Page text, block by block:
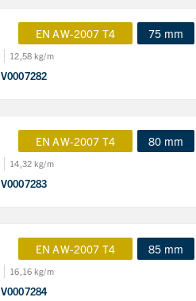
EN AW-2007 T4 75 mm
12,58 kg/m
V0007282
EN AW-2007 T4 80 mm
14,32 kg/m
V0007283
EN AW-2007 T4 85 mm
16,16 kg/m
V0007284